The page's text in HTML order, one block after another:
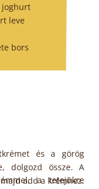
joghurt
leve
bors
és a görög
dolgozd össze. A
add a krémhez.
a tetejükre